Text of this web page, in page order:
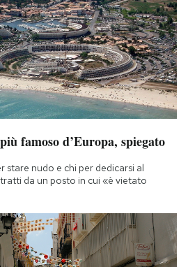
famoso d’Europa, spiegato
stare nudo e chi per dedicarsi al
da un posto in cui «è vietato